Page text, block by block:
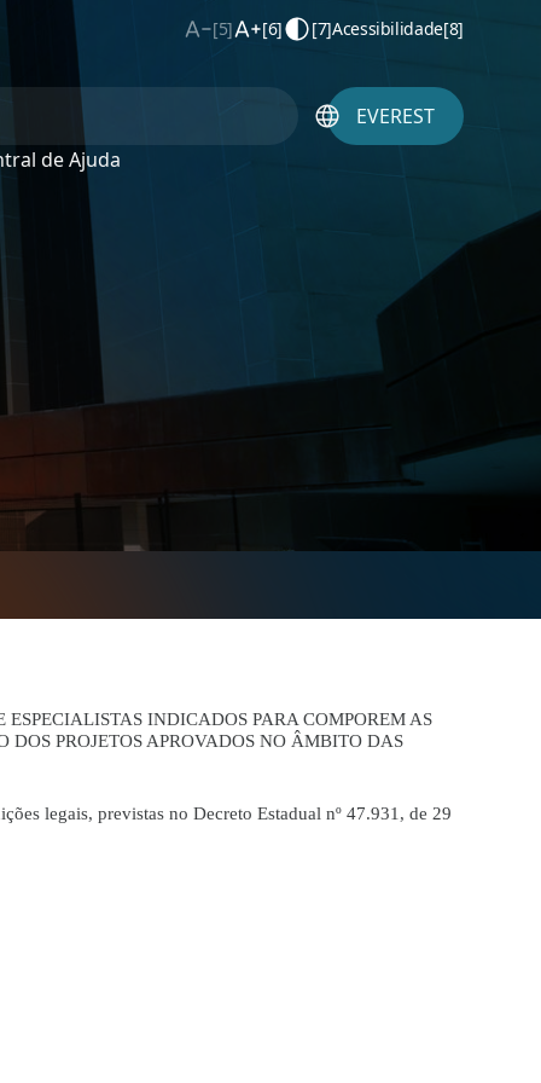
[5] [6] [7]Acessibilidade[8]
de Ajuda
EVEREST
INDICADOS PARA COMPOREM AS
PROJETOS APROVADOS NO ÂMBITO DAS
legais, previstas no Decreto Estadual nº 47.931, de 29